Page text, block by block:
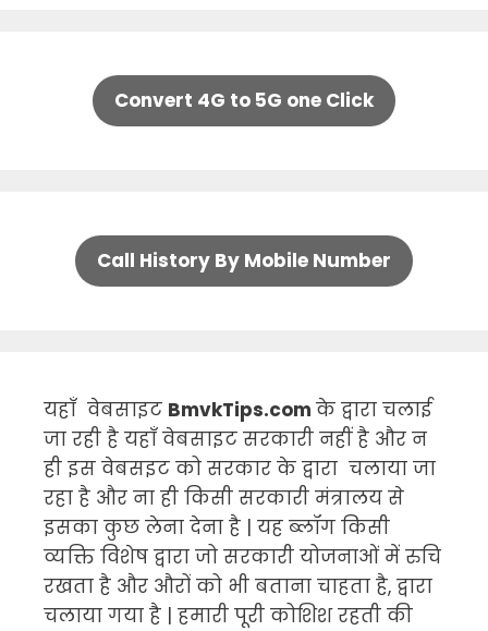
Convert 4G to 5G one Click
Call History By Mobile Number
यहाँ वेबसाइट BmvkTips.com के द्वारा चलाई
जा रही है यहाँ वेबसाइट सरकारी नहीं है और न
ही इस वेबसइट को सरकार के द्वारा चलाया जा
रहा है और ना ही किसी सरकारी मंत्रालय से
इसका कुछ लेना देना है | यह ब्लॉग किसी
व्यक्ति विशेष द्वारा जो सरकारी योजनाओं में रुचि
रखता है और औरों को भी बताना चाहता है, द्वारा
चलाया गया है | हमारी पूरी कोशिश रहती की